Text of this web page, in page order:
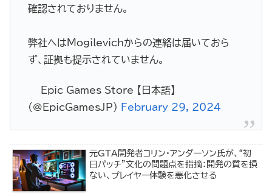
確認されておりません。
弊社へはMogilevichからの連絡は届いておら
ず、証拠も提示されていません。
— Epic Games Store 【日本語】
(@EpicGamesJP)
February 29, 2024
元GTA開発者コリン・アンダーソン氏が、“初
日パッチ”文化の問題点を指摘：開発の質を損
ない、プレイヤー体験を悪化させる